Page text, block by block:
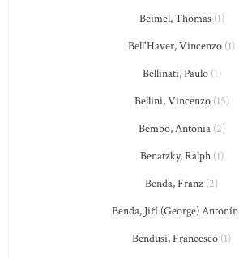
Beimel, Thomas(1)
Bell'Haver, Vincenzo (1)
Bellinati, Paulo(1)
Bellini, Vincenzo(15)
Bembo, Antonia(2)
Benatzky, Ralph(1)
Benda, Franz (2)
Benda, Jiří (George) Antonín
Bendusi, Francesco (1)